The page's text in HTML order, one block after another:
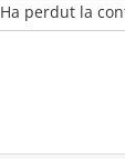
Ha perdut la